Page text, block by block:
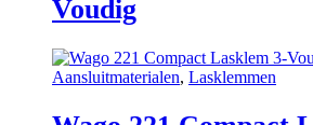
Voudig
Aansluitmaterialen, Lasklemmen